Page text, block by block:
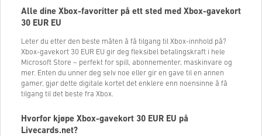
Alle dine Xbox-favoritter på ett sted med Xbox-gavekort
30 EUR EU
Leter du etter den beste måten å få tilgang til Xbox-innhold på?
Xbox-gavekort 30 EUR EU gir deg fleksibel betalingskraft i hele
Microsoft Store – perfekt for spill, abonnementer, maskinvare og
mer. Enten du unner deg selv noe eller gir en gave til en annen
gamer, gjør dette digitale kortet det enklere enn noensinne å få
tilgang til det beste fra Xbox.
Hvorfor kjøpe Xbox-gavekort 30 EUR EU på
Livecards.net?